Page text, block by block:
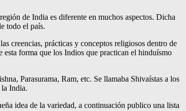
de India es diferente en muchos aspectos. Dicha
todo el país.
creencias, prácticas y conceptos religiosos dentro de
esta forma que los Indios que practican el hinduísmo
Parasurama, Ram, etc. Se llamaba Shivaístas a los
India.
idea de la variedad, a continuación publico una lista